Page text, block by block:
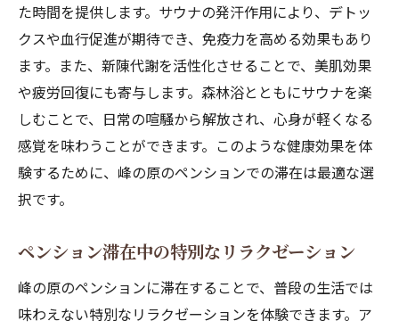
た時間を提供します。サウナの発汗作用により、デトッ
クスや血行促進が期待でき、免疫力を高める効果もあり
ます。また、新陳代謝を活性化させることで、美肌効果
や疲労回復にも寄与します。森林浴とともにサウナを楽
しむことで、日常の喧騒から解放され、心身が軽くなる
感覚を味わうことができます。このような健康効果を体
験するために、峰の原のペンションでの滞在は最適な選
択です。
ペンション滞在中の特別なリラクゼーション
峰の原のペンションに滞在することで、普段の生活では
味わえない特別なリラクゼーションを体験できます。ア